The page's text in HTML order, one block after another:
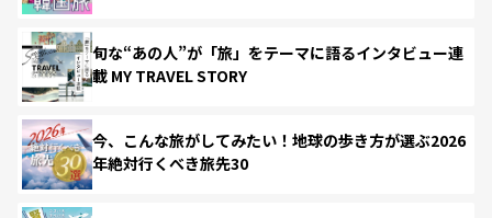
旬な“あの人”が「旅」をテーマに語るインタビュー連
載 MY TRAVEL STORY
今、こんな旅がしてみたい！地球の歩き方が選ぶ2026
年絶対行くべき旅先30